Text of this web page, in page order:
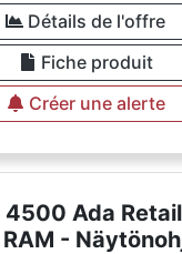
Détails de l'offre
Fiche produit
Créer une alerte
4500 Ada
RAM -